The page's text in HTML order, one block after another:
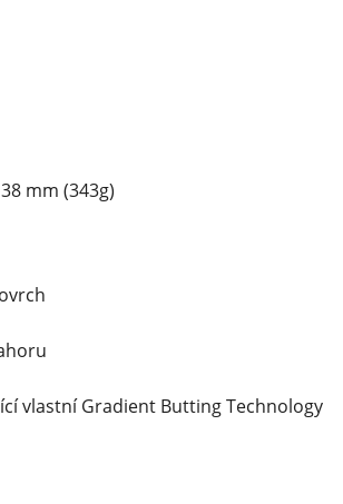
mm (343g)
vlastní Gradient Butting Technology